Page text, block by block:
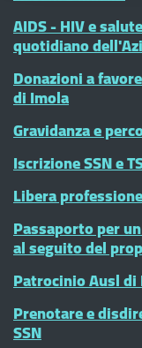
AIDS - HIV e
quotidiano
Donazioni a
di Imola
Gravidanza e
Iscrizione SSN e
Libera professione
Passaporto per
al seguito del
Patrocinio Ausl di
Prenotare e
SSN